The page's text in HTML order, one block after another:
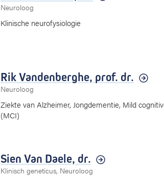
Neuroloog
Klinische neurofysiologie
Rik Vandenberghe, prof. dr.
Neuroloog
Ziekte van Alzheimer, Jongdementie, Mild
(MCI)
Sien Van Daele, dr.
Klinisch geneticus, Neuroloog